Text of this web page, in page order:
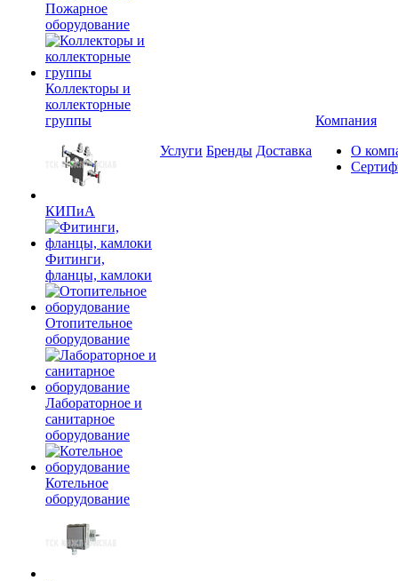
Пожарное
оборудование
Коллекторы и
коллекторные
группы
КИПиА
Фитинги,
фланцы, камлоки
Отопительное
оборудование
Лабораторное и
санитарное
оборудование
Котельное
оборудование
Услуги Бренды Доставка
Компания
О